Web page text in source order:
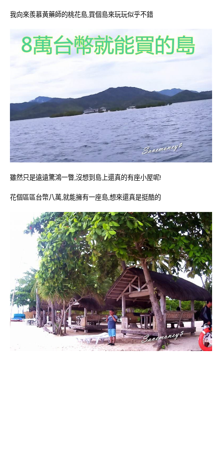
我向來羨慕黃藥師的桃花島,買個島來玩玩似乎不錯
雖然只是遠遠驚鴻一瞥,沒想到島上還真的有座小屋呢!
花個區區台幣八萬,就能擁有一座島,想來還真是挺酷的